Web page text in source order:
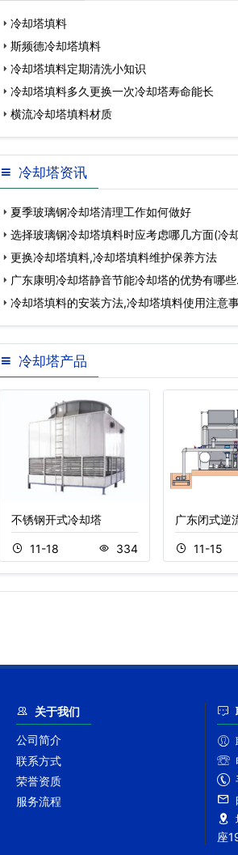
冷却塔填料
斯频德冷却塔填料
冷却塔填料定期清洗小知识
冷却塔填料多久更换一次冷却塔寿命能长
横流冷却塔填料材质
冷却塔资讯
夏季玻璃钢冷却塔清理工作如何做好
选择玻璃钢冷却塔填料时应考虑哪几方面(冷
更换冷却塔填料,冷却塔填料维护保养方法
广东康明冷却塔静音节能冷却塔的优势有哪
冷却塔填料的安装方法,冷却塔填料使用注意
冷却塔产品
不锈钢开式冷却塔
11-18 334
广东闭式逆
11-15
关于我们
公司简介
联系方式
荣誉资质
服务流程
座